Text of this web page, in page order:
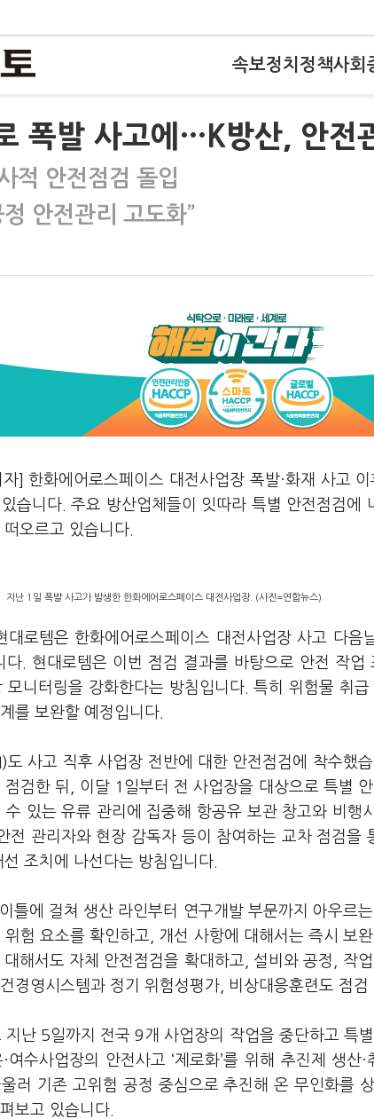
속보정치 정책사회
폭발 사고에…K방산, 안전
적 안전점검 돌입
안전관리 고도화”
] 한화에어로스페이스 대전사업장 폭발·화재 사고
습니다. 주요 방산업체들이 잇따라 특별 안전점검에
오르고 있습니다.
지난 1일 폭발 사고가 발생한 한화에어로스페이스 대전사업장. (사진=연합뉴스)
대로템은 한화에어로스페이스 대전사업장 사고 다음
다. 현대로템은 이번 점검 결과를 바탕으로 안전 작업
니터링을 강화한다는 방침입니다. 특히 위험물 취
를 보완할 예정입니다.
도 사고 직후 사업장 전반에 대한 안전점검에 착수했
검한 뒤, 이달 1일부터 전 사업장을 대상으로 특별
수 있는 유류 관리에 집중해 항공유 보관 창고와 비행
전 관리자와 현장 감독자 등이 참여하는 교차 점검을
조치에 나선다는 방침입니다.
틀에 걸쳐 생산 라인부터 연구개발 부문까지 아우르
험 요소를 확인하고, 개선 사항에 대해서는 즉시 보
해서도 자체 안전점검을 확대하고, 설비와 공정, 작
경영시스템과 정기 위험성평가, 비상대응훈련도 점
지난 5일까지 전국 9개 사업장의 작업을 중단하고 특
여수사업장의 안전사고 ‘제로화’를 위해 추진제 생
러 기존 고위험 공정 중심으로 추진해 온 무인화를
보고 있습니다.